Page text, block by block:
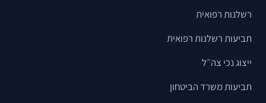
רשלנות רפואית
תביעות רשלנות רפואית
ייצוג נכי צה״ל
תביעות משרד הביטחון